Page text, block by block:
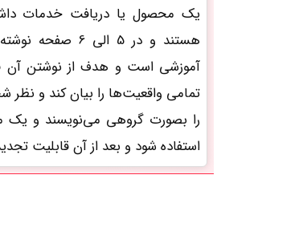
یک محصول یا دریافت خدمات
هستند و در 5
آموزشی است و هدف از نوشتن آن
تمامی واقعیت‌ها را بیان کند و نظر
را بصورت گروهی می‌نویسند و یک
استفاده شود و بعد از آن قابلیت